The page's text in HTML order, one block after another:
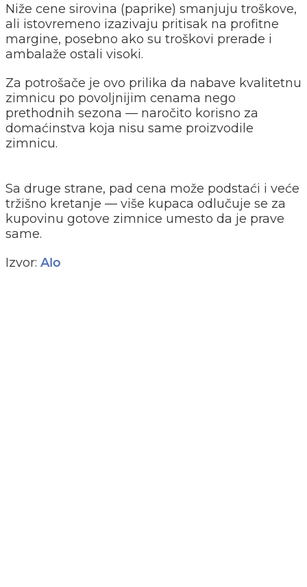
Niže cene sirovina (paprike) smanjuju troškove,
ali istovremeno izazivaju pritisak na profitne
margine, posebno ako su troškovi prerade i
ambalaže ostali visoki.
Za potrošače je ovo prilika da nabave kvalitetnu
zimnicu po povoljnijim cenama nego
prethodnih sezona — naročito korisno za
domaćinstva koja nisu same proizvodile
zimnicu.
Sa druge strane, pad cena može podstaći i veće
tržišno kretanje — više kupaca odlučuje se za
kupovinu gotove zimnice umesto da je prave
same.
Izvor: Alo